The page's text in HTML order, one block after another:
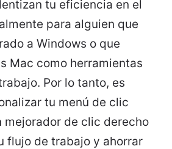
tu eficiencia en el
para alguien que
a Windows o que
Mac como herramientas
Por lo tanto, es
tu menú de clic
mejorador de clic derecho
flujo de trabajo y ahorrar